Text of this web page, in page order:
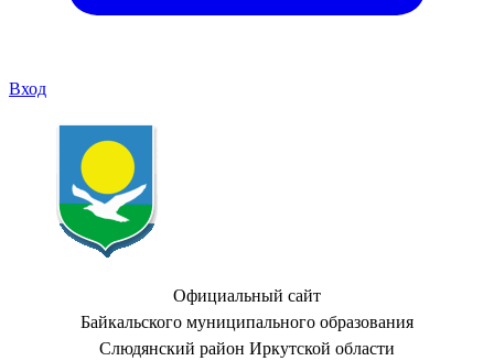
Вход
Официальный сайт
Байкальского муниципального образования
Слюдянский район Иркутской области